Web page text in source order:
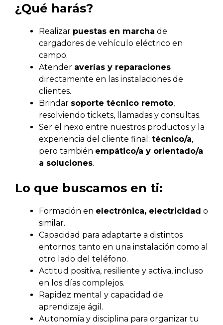
¿Qué harás?
Realizar puestas en marcha de
cargadores de vehículo eléctrico en
campo.
Atender averías y reparaciones
directamente en las instalaciones de
clientes.
Brindar soporte técnico remoto,
resolviendo tickets, llamadas y consultas.
Ser el nexo entre nuestros productos y la
experiencia del cliente final: técnico/a,
pero también empático/a y orientado/a
a soluciones.
Lo que buscamos en ti:
Formación en electrónica, electricidad o
similar.
Capacidad para adaptarte a distintos
entornos: tanto en una instalación como al
otro lado del teléfono.
Actitud positiva, resiliente y activa, incluso
en los días complejos.
Rapidez mental y capacidad de
aprendizaje ágil.
Autonomía y disciplina para organizar tu